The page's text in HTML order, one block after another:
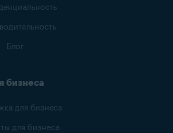
Блог
бизнеса
для бизнеса
для бизнеса